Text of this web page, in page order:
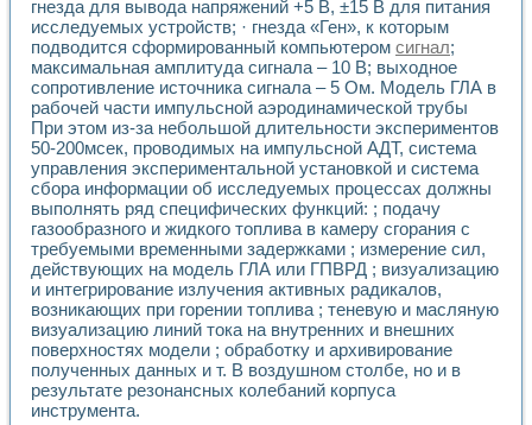
Опыт использования NI LabVIEW для создания
Применение LabVIEW для исследования течения в
Создание виртуальной работы «Изучение магнитных
Обратный маятник
Устройство для изучения основ интерфейсов обмена по
Лабораторный практикум: изучение адиабатического
Стенд для исследования электрических переходных
Система статистической обработки результатов
Автоматизация лазерно-плазменных измерений с
Модельно-измерительный комплекс. Назначение. Состав.
Использование технологий NATIONAL INSTRUMENTS
Учебный практикум "Спектральный и корреляционный
Учебный стенд для исследования принципа действия
Оборудование и программное обеспечение учебных
Виртуальный лабораторный практикум для изучения
Управление роботом ТУР-10 средствами LabVIEW
Аппаратно-программный комплекс для исследования
Автоматизированный дистанционный лабораторный
Исследование возможности реставрации одномерных
гнезда для вывода напряжений +5 В, ±15 В для питания
исследуемых устройств; · гнезда «Ген», к которым
подводится сформированный компьютером сигнал;
максимальная амплитуда сигнала – 10 В; выходное
сопротивление источника сигнала – 5 Ом. Модель ГЛА в
рабочей части импульсной аэродинамической трубы
При этом из-за небольшой длительности экспериментов
50-200мсек, проводимых на импульсной АДТ, система
управления экспериментальной установкой и система
сбора информации об исследуемых процессах должны
выполнять ряд специфических функций: ; подачу
газообразного и жидкого топлива в камеру сгорания с
требуемыми временными задержками ; измерение сил,
действующих на модель ГЛА или ГПВРД ; визуализацию
и интегрирование излучения активных радикалов,
возникающих при горении топлива ; теневую и масляную
визуализацию линий тока на внутренних и внешних
поверхностях модели ; обработку и архивирование
полученных данных и т. В воздушном столбе, но и в
результате резонансных колебаний корпуса
инструмента.